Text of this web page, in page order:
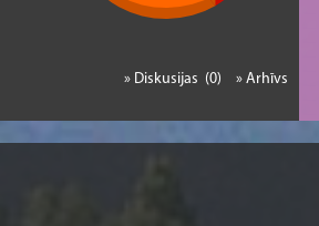
» Arhīvs
» Diskusijas (0)